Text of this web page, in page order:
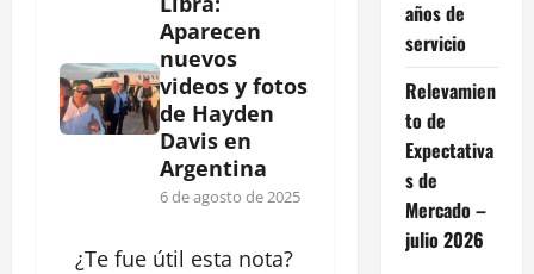
Aparecen
nuevos
videos y fotos
de Hayden
Davis en
Argentina
6 de agosto de 2025
¿Te fue útil esta nota?
años de
servicio
Relevamien
to de
Expectativa
s de
Mercado –
julio 2026